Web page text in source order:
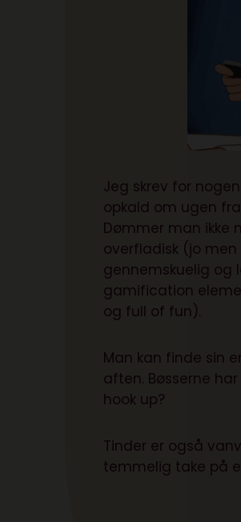
Jeg skrev for
opkald om ugen
Dømmer man ikke
overfladisk (jo
gennemskuelig og
gamification
og full of fun).
Man kan finde sin
aften. Bøsserne
hook up?
Tinder er også
temmelig take på